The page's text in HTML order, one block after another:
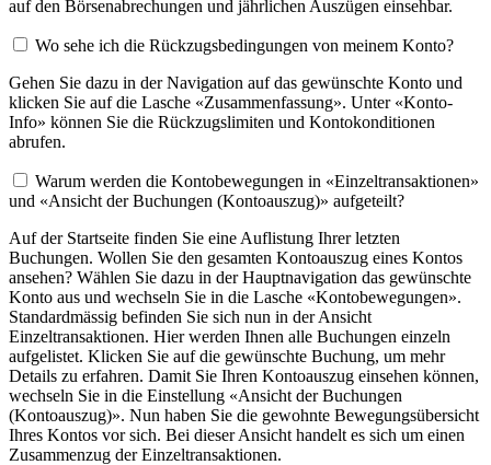
auf den Börsenabrechungen und jährlichen Auszügen einsehbar.
Wo sehe ich die Rückzugsbedingungen von meinem Konto?
Gehen Sie dazu in der Navigation auf das gewünschte Konto und
klicken Sie auf die Lasche «Zusammenfassung». Unter «Konto-
Info» können Sie die Rückzugslimiten und Kontokonditionen
abrufen.
Warum werden die Kontobewegungen in «Einzeltransaktionen»
und «Ansicht der Buchungen (Kontoauszug)» aufgeteilt?
Auf der Startseite finden Sie eine Auflistung Ihrer letzten
Buchungen. Wollen Sie den gesamten Kontoauszug eines Kontos
ansehen? Wählen Sie dazu in der Hauptnavigation das gewünschte
Konto aus und wechseln Sie in die Lasche «Kontobewegungen».
Standardmässig befinden Sie sich nun in der Ansicht
Einzeltransaktionen. Hier werden Ihnen alle Buchungen einzeln
aufgelistet. Klicken Sie auf die gewünschte Buchung, um mehr
Details zu erfahren. Damit Sie Ihren Kontoauszug einsehen können,
wechseln Sie in die Einstellung «Ansicht der Buchungen
(Kontoauszug)». Nun haben Sie die gewohnte Bewegungsübersicht
Ihres Kontos vor sich. Bei dieser Ansicht handelt es sich um einen
Zusammenzug der Einzeltransaktionen.